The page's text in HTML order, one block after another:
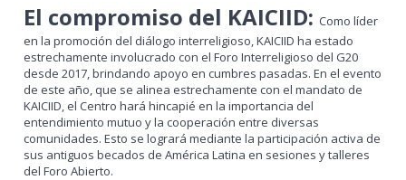
El compromiso del KAICIID: Como líder
en la promoción del diálogo interreligioso, KAICIID ha estado
estrechamente involucrado con el Foro Interreligioso del G20
desde 2017, brindando apoyo en cumbres pasadas. En el evento
de este año, que se alinea estrechamente con el mandato de
KAICIID, el Centro hará hincapié en la importancia del
entendimiento mutuo y la cooperación entre diversas
comunidades. Esto se logrará mediante la participación activa de
sus antiguos becados de América Latina en sesiones y talleres
del Foro Abierto.